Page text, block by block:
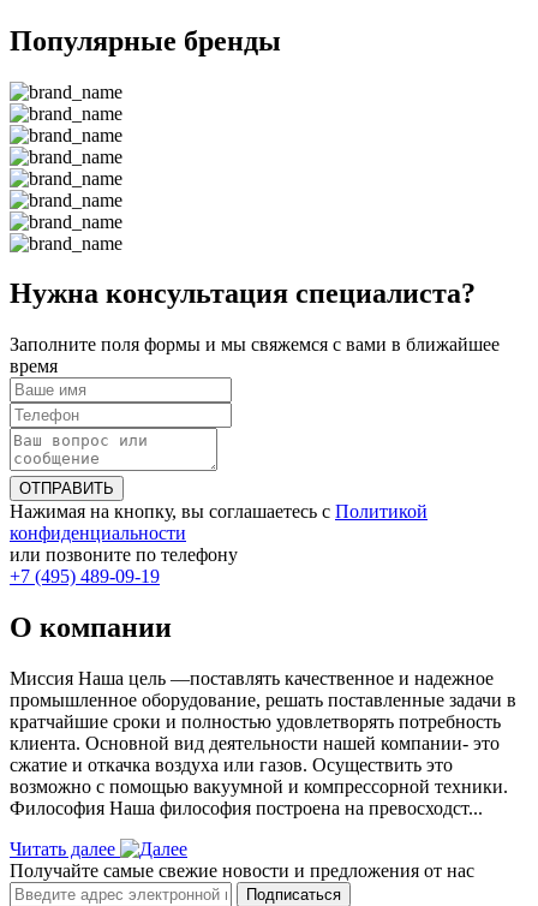
Популярные бренды
Нужна консультация специалиста?
Заполните поля формы и мы свяжемся с вами в ближайшее
время
ОТПРАВИТЬ
Нажимая на кнопку, вы соглашаетесь с Политикой
конфиденциальности
или позвоните по телефону
+7 (495) 489-09-19
О компании
Миссия Наша цель ―поставлять качественное и надежное
промышленное оборудование, решать поставленные задачи в
кратчайшие сроки и полностью удовлетворять потребность
клиента. Основной вид деятельности нашей компании- это
сжатие и откачка воздуха или газов. Осуществить это
возможно с помощью вакуумной и компрессорной техники.
Философия Наша философия построена на превосходст...
Читать далее
Получайте самые свежие новости и предложения от нас
Подписаться